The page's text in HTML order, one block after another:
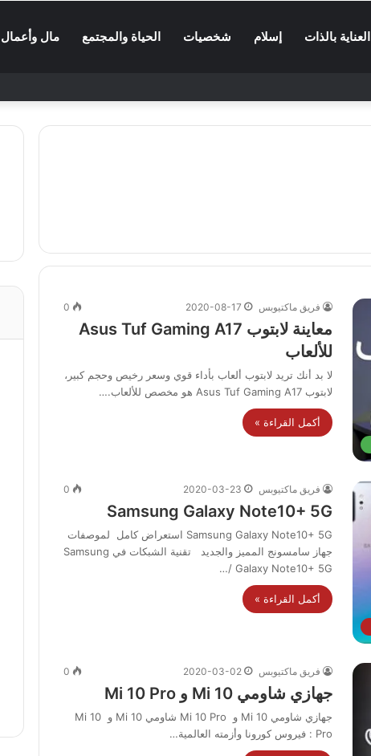
العناية بالذات إسلام شخصيات الحياة والمجتمع مال وأعمال
فريق ماكتيوبس 2020-08-17
0
معاينة لابتوب Asus Tuf Gaming A17
للألعاب
لا بد أنك تريد لابتوب ألعاب بأداء قوي وسعر رخيص وحجم كبير،
لابتوب Asus Tuf Gaming A17 هو مخصص للألعاب.…
أكمل القراءة »
فريق ماكتيوبس 2020-03-23
0
Samsung Galaxy Note10+ 5G
Samsung Galaxy Note10+ 5G استعراض كامل لموصفات
جهاز سامسونج المميز والجديد تقنية الشبكات في Samsung
Galaxy Note10+ 5G /…
أكمل القراءة »
فريق ماكتيوبس 2020-03-02
0
جهازي شاومي Mi 10 و Mi 10 Pro
جهازي شاومي Mi 10 و Mi 10 Pro شاومي Mi 10 و Mi 10
Pro : فيروس كورونا وأزمته العالمية…